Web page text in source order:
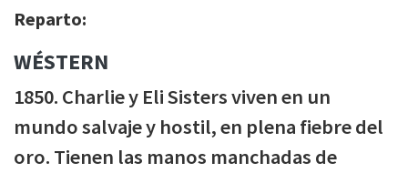
Reparto:
WÉSTERN
1850. Charlie y Eli Sisters viven en un
mundo salvaje y hostil, en plena fiebre del
oro. Tienen las manos manchadas de